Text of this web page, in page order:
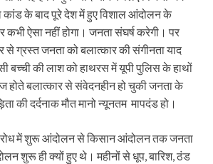
कांड के बाद पूरे देश में हुए विशाल आंदोलन के
कभी ऐसा नहीं होगा। जनता संघर्ष करेगी। पर
से ग्रस्त जनता को बलात्कार की संगीनता याद
बच्ची की लाश को हाथरस में यूपी पुलिस के हाथों
होते बलात्कार से संवेदनहीन हो चुकी जनता के
की दर्दनाक मौत मानो न्यूनतम मापदंड हो।
में शुरू आंदोलन से किसान आंदोलन तक जनता
शुरू ही क्यों हुए थे। महीनों से धूप, बारिश, ठंड